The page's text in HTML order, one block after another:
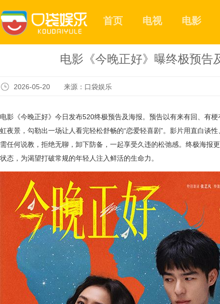
首页 电视 电影
电影《今晚正好》曝终极预告
2026-05-20 来源：口袋娱乐
电影《今晚正好》今日发布520终极预告及海报。预告以有来有回、有
虹夜景，勾勒出一场让人看完轻松舒畅的“恋爱轻喜剧”。影片用直白谈
需任何说教，拒绝无聊，卸下防备，一起享受久违的松弛感。终极海报
状态，为渴望打破常规的年轻人注入鲜活的生命力。